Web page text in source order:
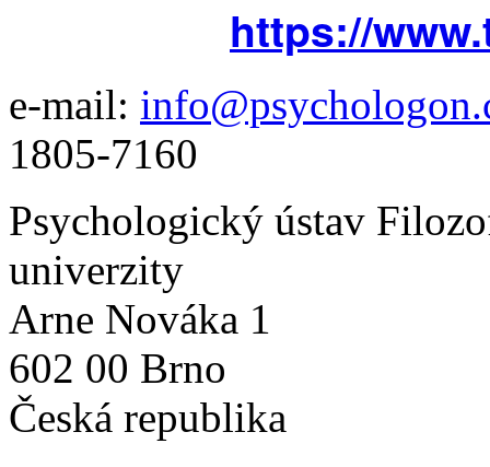
https://
e-mail:
1805-7160
Psychologický ústav
univerzity
Arne Nováka 1
602 00 Brno
Česká republika